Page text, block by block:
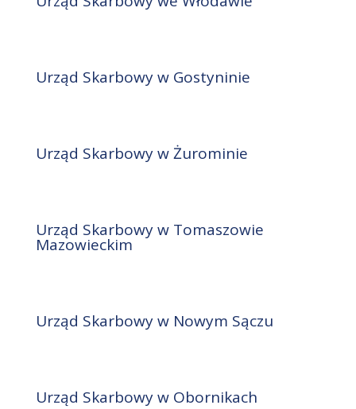
Urząd Skarbowy w Gostyninie
Urząd Skarbowy w Żurominie
Urząd Skarbowy w Tomaszowie
Mazowieckim
Urząd Skarbowy w Nowym Sączu
Urząd Skarbowy w Obornikach